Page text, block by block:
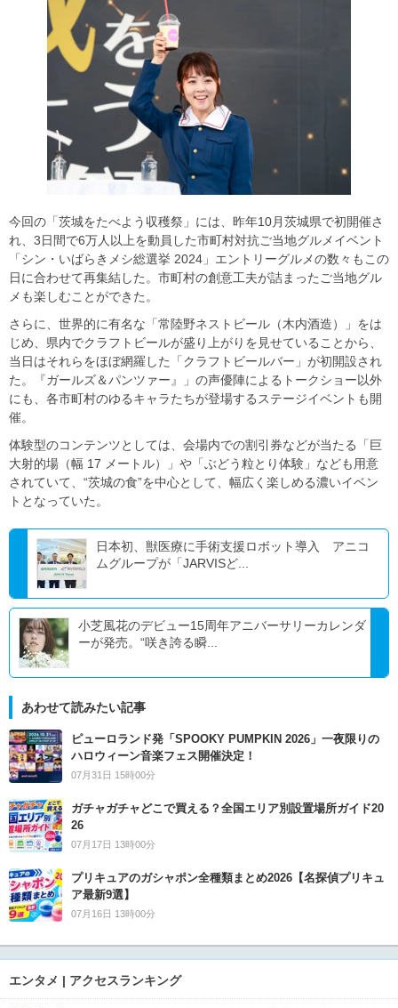
今回の「茨城をたべよう収穫祭」には、昨年10月茨城県で初開催さ
れ、3日間で6万人以上を動員した市町村対抗ご当地グルメイベント
「シン・いばらきメシ総選挙 2024」エントリーグルメの数々もこの
日に合わせて再集結した。市町村の創意工夫が詰まったご当地グル
メも楽しむことができた。
さらに、世界的に有名な「常陸野ネストビール（木内酒造）」をは
じめ、県内でクラフトビールが盛り上がりを見せていることから、
当日はそれらをほぼ網羅した「クラフトビールバー」が初開設され
た。『ガールズ＆パンツァー』」の声優陣によるトークショー以外
にも、各市町村のゆるキャラたちが登場するステージイベントも開
催。
体験型のコンテンツとしては、会場内での割引券などが当たる「巨
大射的場（幅 17 メートル）」や「ぶどう粒とり体験」なども用意
されていて、“茨城の食”を中心として、幅広く楽しめる濃いイベン
トとなっていた。
日本初、獣医療に手術支援ロボット導入 アニコ
ムグループが「JARVISど...
小芝風花のデビュー15周年アニバーサリーカレンダ
ーが発売。“咲き誇る瞬...
あわせて読みたい記事
ピューロランド発「SPOOKY PUMPKIN 2026」一夜限りの
ハロウィーン音楽フェス開催決定！
07月31日 15時00分
ガチャガチャどこで買える？全国エリア別設置場所ガイド20
26
07月17日 13時00分
プリキュアのガシャポン全種類まとめ2026【名探偵プリキュ
ア最新9選】
07月16日 13時00分
エンタメ | アクセスランキング